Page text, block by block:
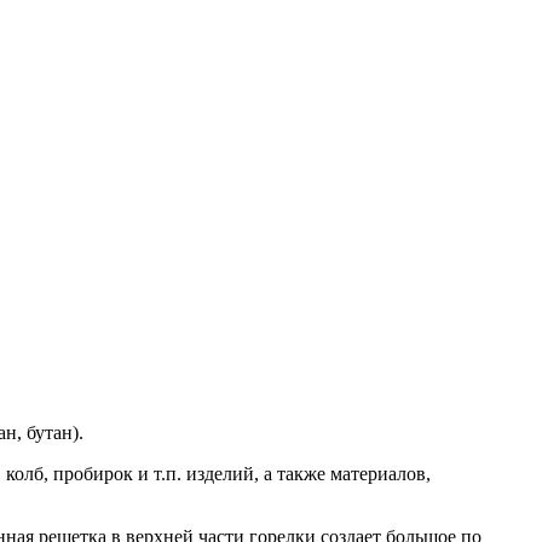
бутан).
пробирок и т.п. изделий, а также материалов,
решетка в верхней части горелки создает большое по